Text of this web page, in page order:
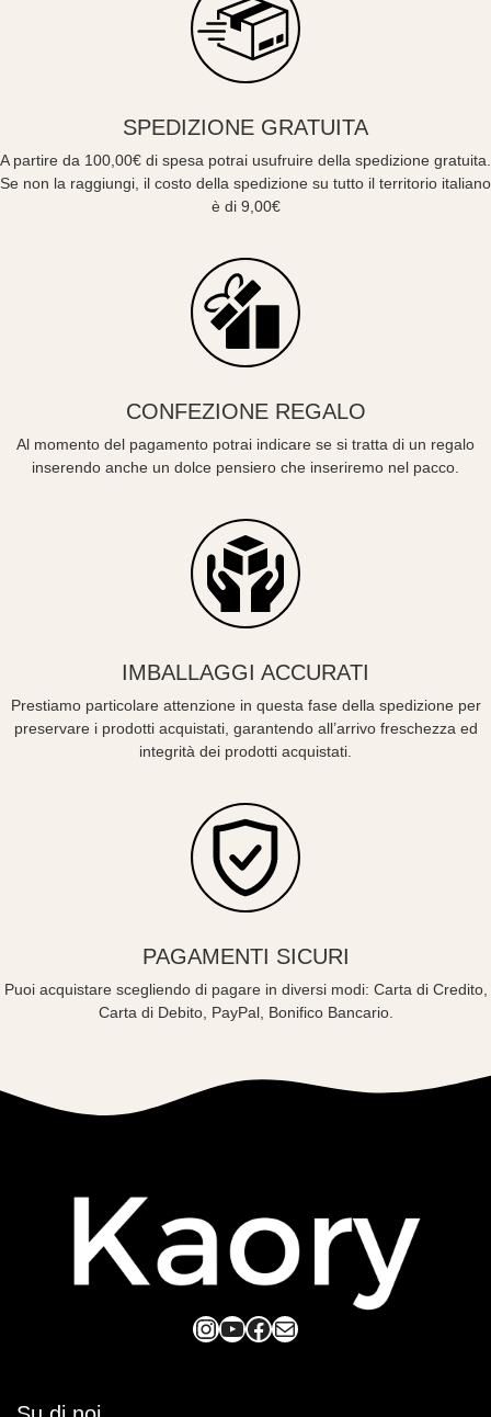
SPEDIZIONE GRATUITA
A partire da 100,00€ di spesa potrai usufruire della spedizione gratuita.
Se non la raggiungi, il costo della spedizione su tutto il territorio italiano
è di 9,00€
CONFEZIONE REGALO
Al momento del pagamento potrai indicare se si tratta di un regalo
inserendo anche un dolce pensiero che inseriremo nel pacco.
IMBALLAGGI ACCURATI
Prestiamo particolare attenzione in questa fase della spedizione per
preservare i prodotti acquistati, garantendo all’arrivo freschezza ed
integrità dei prodotti acquistati.
PAGAMENTI SICURI
Puoi acquistare scegliendo di pagare in diversi modi: Carta di Credito,
Carta di Debito, PayPal, Bonifico Bancario.
Instagram
YouTube
Facebook
Mail